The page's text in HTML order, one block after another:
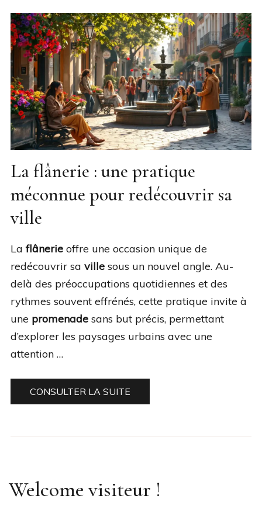
La flânerie : une pratique
méconnue pour redécouvrir sa
ville
La flânerie offre une occasion unique de
redécouvrir sa ville sous un nouvel angle. Au-
delà des préoccupations quotidiennes et des
rythmes souvent effrénés, cette pratique invite à
une promenade sans but précis, permettant
d’explorer les paysages urbains avec une
attention …
CONSULTER LA SUITE
Welcome visiteur !